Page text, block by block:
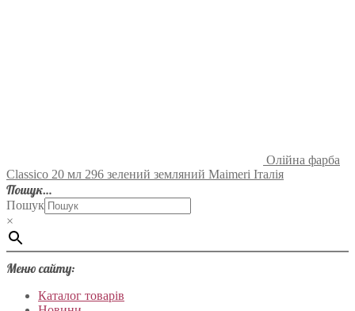
Олійна фарба
Classico 20 мл 296 зелений земляний Maimeri Італія
Пошук…
Пошук
×
Меню сайту:
Каталог товарів